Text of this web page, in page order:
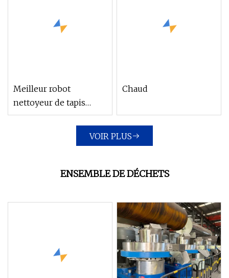
Meilleur robot
nettoyeur de tapis
portable avec
Chaud
VOIR PLUS
ENSEMBLE DE DÉCHETS